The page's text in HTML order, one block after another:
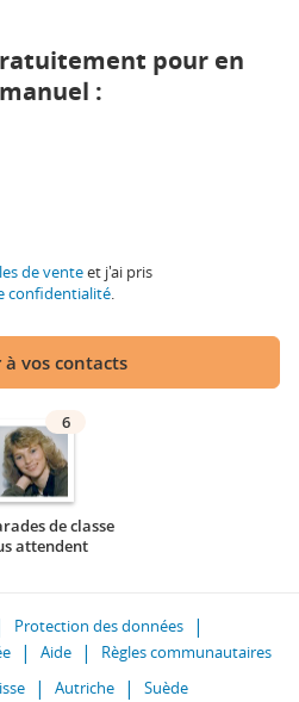
pour en
:
de venteet j'ai pris
confidentialité.
vos contacts
6
de classe
attendent
Protection des données
Aide
Règles communautaires
Autriche Suède